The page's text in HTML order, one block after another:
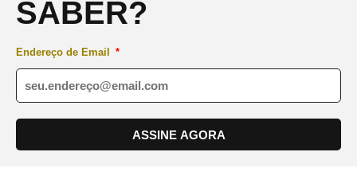
SABER?
Endereço de Email
ASSINE AGORA